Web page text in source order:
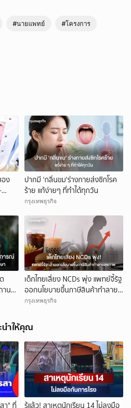
#นายแพทย์ #โครงการ
ง
ปากมี 'กลิ่นขม'ร่างกายส่งซิกโรค
ร้าย แก้ง่ายๆ ที่ทำได้ทุกวัน
กรุงเทพธุรกิจ
าน
เด็กไทยเสี่ยง NCDs พุ่ง แพทย์จี้รัฐ
ออกนโยบายขึ้นภาษีสินค้าทำลาย
สุขภาพ
กรุงเทพธุรกิจ
ำให้คุณ
า" ที่ รู้แล้ว! สาเหตุนักเรียน 14 ไม่ลงมือ